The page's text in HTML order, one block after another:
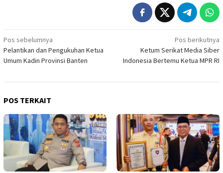
Navigasi
pos
Pos sebelumnya
Pelantikan dan Pengukuhan Ketua
Umum Kadin Provinsi Banten
Pos berikutnya
Ketum Serikat Media Siber
Indonesia Bertemu Ketua MPR RI
POS TERKAIT